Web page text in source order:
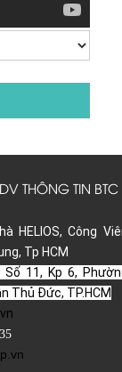
THÔNG TIN BTC
HELIOS, Công
Tp HCM
11, Kp 6,
Thủ Đức, TP.HCM